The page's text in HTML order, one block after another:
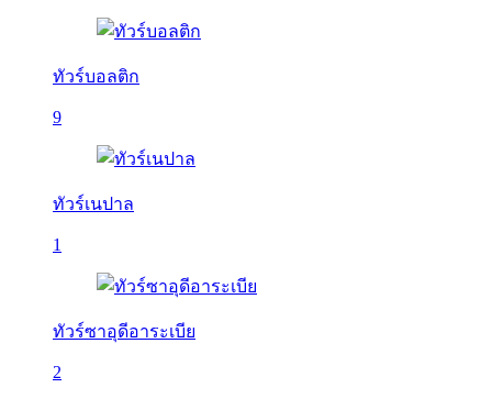
ทัวร์บอลติก
9
ทัวร์เนปาล
1
ทัวร์ซาอุดีอาระเบีย
2